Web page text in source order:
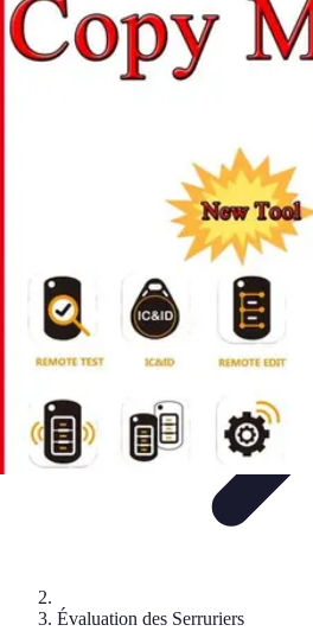
Serrurier Rapide Paris
Choix du serrurier
Conseils et Astuces
Serrurier
Produits et Services
Évaluation des Serruriers